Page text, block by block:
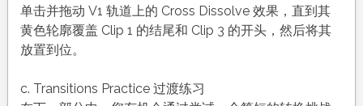
单击并拖动 V1 轨道上的 Cross Dissolve 效果，直到其
黄色轮廓覆盖 Clip 1 的结尾和 Clip 3 的开头，然后将其
放置到位。
c. Transitions Practice 过渡练习